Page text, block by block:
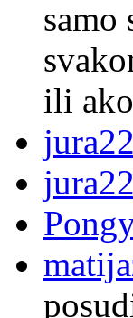
samo
ili
jura22
jura22